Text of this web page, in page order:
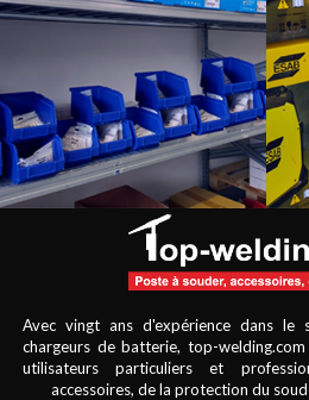
Avec vingt ans d'expérience dans le
chargeurs de batterie, top-
utilisateurs particuliers et
accessoires, de la protection du